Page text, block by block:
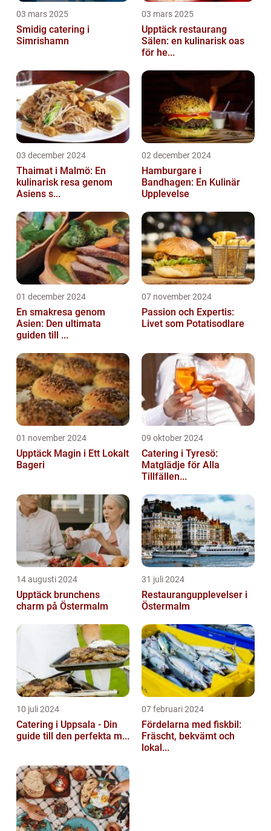
03 mars 2025
Smidig catering i
Simrishamn
03 mars 2025
Upptäck restaurang
Sälen: en kulinarisk oas
för he...
03 december 2024
Thaimat i Malmö: En
kulinarisk resa genom
Asiens s...
02 december 2024
Hamburgare i
Bandhagen: En Kulinär
Upplevelse
01 december 2024
En smakresa genom
Asien: Den ultimata
guiden till ...
07 november 2024
Passion och Expertis:
Livet som Potatisodlare
01 november 2024
Upptäck Magin i Ett Lokalt
Bageri
09 oktober 2024
Catering i Tyresö:
Matglädje för Alla
Tillfällen...
14 augusti 2024
Upptäck brunchens
charm på Östermalm
31 juli 2024
Restaurangupplevelser i
Östermalm
10 juli 2024
Catering i Uppsala - Din
guide till den perfekta m...
07 februari 2024
Fördelarna med fiskbil:
Fräscht, bekvämt och
lokal...